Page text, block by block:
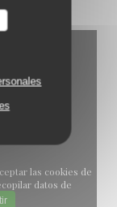
las cookies de
datos de